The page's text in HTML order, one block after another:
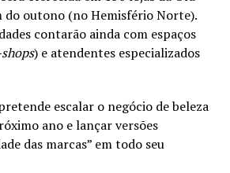
outono (no Hemisfério Norte).
contarão ainda com espaços
) e atendentes especializados
escalar o negócio de beleza
ano e lançar versões
das marcas” em todo seu